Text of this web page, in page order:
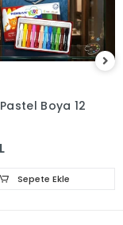
Boya 12
Sepete Ekle